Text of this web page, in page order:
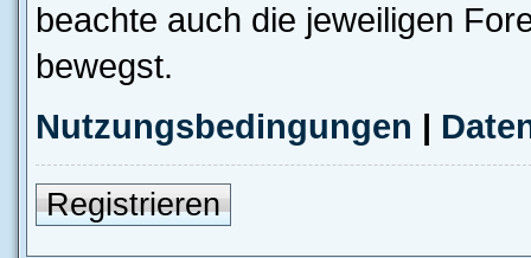
beachte auch die jeweiligen
bewegst.
Nutzungsbedingungen |
Registrieren